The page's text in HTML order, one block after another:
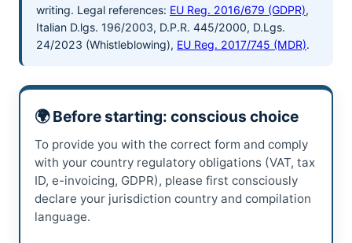
writing. Legal references: EU Reg. 2016/679 (GDPR),
Italian D.lgs. 196/2003, D.P.R. 445/2000, D.Lgs.
24/2023 (Whistleblowing), EU Reg. 2017/745 (MDR).
🌍 Before starting: conscious choice
To provide you with the correct form and comply
with your country regulatory obligations (VAT, tax
ID, e-invoicing, GDPR), please first consciously
declare your jurisdiction country and compilation
language.